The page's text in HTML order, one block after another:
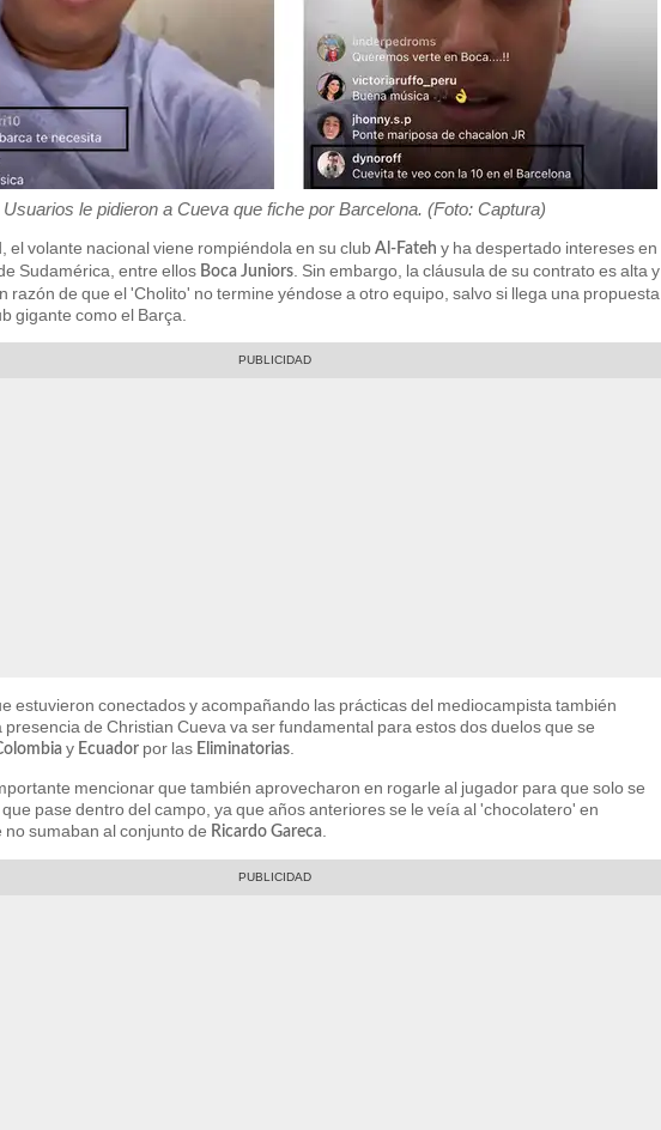
Usuarios le pidieron a Cueva que fiche por Barcelona. (Foto: Captura)
el volante nacional viene rompiéndola en su club Al-Fateh y ha despertado intereses en
Sudamérica, entre ellos Boca Juniors . Sin embargo, la cláusula de su contrato es alta y
razón de que el 'Cholito' no termine yéndose a otro equipo, salvo si llega una propuesta
gigante como el Barça.
estuvieron conectados y acompañando las prácticas del mediocampista también
presencia de Christian Cueva va ser fundamental para estos dos duelos que se
y Ecuador por las Eliminatorias
mencionar que también aprovecharon en rogarle al jugador para que solo se
pase dentro del campo, ya que años anteriores se le veía al 'chocolatero' en
sumaban al conjunto de Ricardo Gareca